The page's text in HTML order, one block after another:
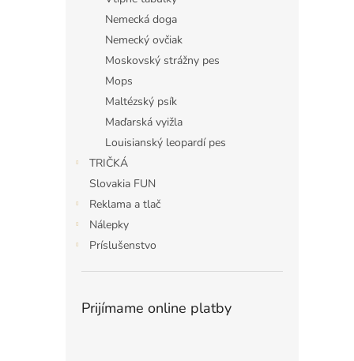
Nemecká doga
Nemecký ovčiak
Moskovský strážny pes
Mops
Maltézský psík
Maďarská vyižla
Louisianský leopardí pes
TRIČKÁ
Slovakia FUN
Reklama a tlač
Nálepky
Príslušenstvo
Prijímame online platby